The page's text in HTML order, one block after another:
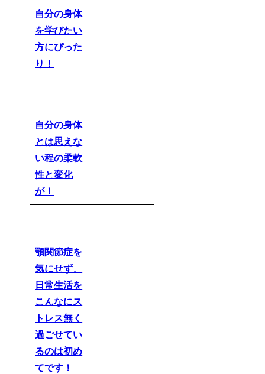
自分の身体
を学びたい
方にぴった
り！
自分の身体
とは思えな
い程の柔軟
性と変化
が！
顎関節症を
気にせず、
日常生活を
こんなにス
トレス無く
過ごせてい
るのは初め
てです！